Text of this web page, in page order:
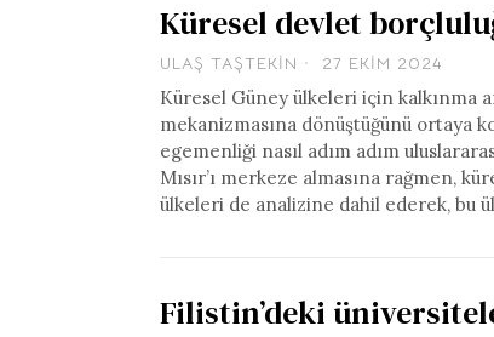
Küresel devlet
ULAŞ TAŞTEKIN 27 EKIM 2024
Küresel Güney ülkeleri için kalkınma
mekanizmasına dönüştüğünü ortaya
egemenliği nasıl adım adım
Mısır’ı merkeze almasına rağmen,
ülkeleri de analizine dahil ederek, bu
Filistin’deki